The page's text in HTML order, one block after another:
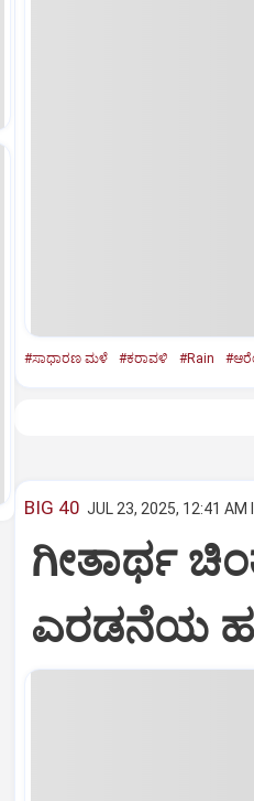
#ಸಾಧಾರಣ ಮಳೆ #ಕರಾವಳಿ #Rain
BIG 40 JUL 23, 2025, 12:41 AM
ಗೀತಾರ್ಥ
ಎರಡನೆಯ